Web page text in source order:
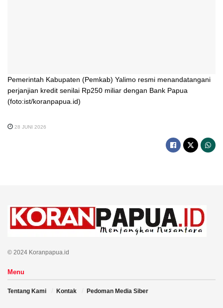
Pemerintah Kabupaten (Pemkab) Yalimo resmi menandatangani
perjanjian kredit senilai Rp250 miliar dengan Bank Papua
(foto:ist/koranpapua.id)
28 JUNI 2026
© 2024 Koranpapua.id
Menu
Tentang Kami Kontak Pedoman Media Siber